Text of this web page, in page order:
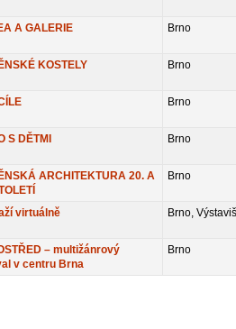
A GALERIE Brno
KOSTELY Brno
Brno
S DĚTMI Brno
ARCHITEKTURA 20. A
Brno
virtuálně Brno,
– multižánrový
v centru Brna
Brno
restaurace,
místem, kde si
kasinové hry. V
širokou nabídku her
jak pro pravidelné
V...